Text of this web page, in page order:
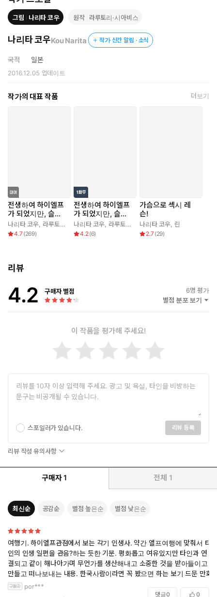
그림 나리타 코우 원작 라루토리·시아비스
나리타 코우Kou Narita 작가 신간 알림 · 소식
국적 일본
2016.12.05 업데이트
작가의 대표 작품 더보기
전생하여 하이엘프
가 되었지만, 슬로
라이프는 120년이
라 질렸습니다 -Hig
helf with a long li
나리타 코우 라루토리·시아비스
4.7 (269)
전생하여 하이엘프
가 되었지만, 슬로
라이프는 120년이
라 질렸습니다 -Hig
helf with a long li
나리타 코우 라루토리·시아비스
4.2(6)
가슴으로 섹시 레
슨!
나리타 코우 린
2.7 (29)
리뷰
4.2 구매자 별점 6명 평가
별점 분포 보기
이 작품을 평가해 주세요!
스포일러가 있습니다. 리뷰 등록
리뷰 작성 유의사항
구매자 1 전체 1
최신순 공감순 별점 높은순 별점 낮은순
여행기. 하이엘프관점에서 보는 각기 인생사. 약간 엘프여행에 맞춰서 타
인의 인생 일편을 관음?하는 듯한 기분. 평화롭고 여유있지만 타인과 연
결되고 같이 해나아가며 무언가를 생산해내고 소중한 것을 받아들이고
만들고 떠나보내는 내용. 한국사람이라면 꼭 봤으면 하는 보기 드문 만화.
por***
댓글0 0